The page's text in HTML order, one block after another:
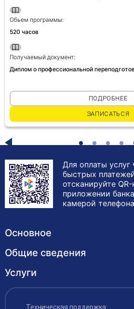
Обьем программы:
520 часов
Получаемый документ:
Диплом о профессиональной
ПОДРОБНЕЕ
ЗАПИСАТЬСЯ
Для оплаты
быстрых
отсканируйте
приложении
камерой телефона
Основное
Курсы
Лицензия
Обучающимся
Общие сведения
Основные сведения
Структура и органы управления
организацией
Услуги
Профессиональная переподготовка
Техническая поддержка: